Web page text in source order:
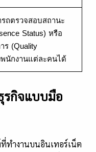
ถตรวจสอบสถานะ
Status) หรือ
ร (Quality
พนักงานแต่ละคนได้
รกิจแบบมือ
ทำงานบนอินเทอร์เน็ต